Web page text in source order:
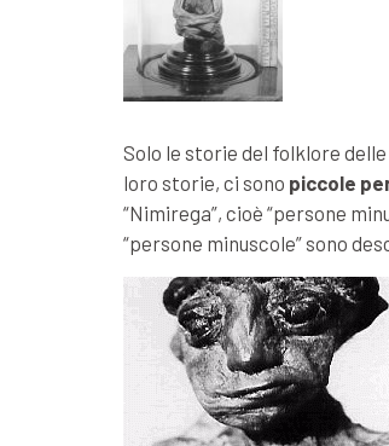
Solo le storie del folklore
loro storie, ci sono piccole
“Nimirega”, cioè “persone
“persone minuscole” sono